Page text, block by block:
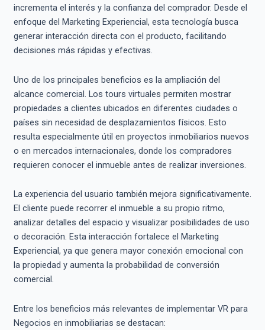
incrementa el interés y la confianza del comprador. Desde el
enfoque del Marketing Experiencial, esta tecnología busca
generar interacción directa con el producto, facilitando
decisiones más rápidas y efectivas.
Uno de los principales beneficios es la ampliación del
alcance comercial. Los tours virtuales permiten mostrar
propiedades a clientes ubicados en diferentes ciudades o
países sin necesidad de desplazamientos físicos. Esto
resulta especialmente útil en proyectos inmobiliarios nuevos
o en mercados internacionales, donde los compradores
requieren conocer el inmueble antes de realizar inversiones.
La experiencia del usuario también mejora significativamente.
El cliente puede recorrer el inmueble a su propio ritmo,
analizar detalles del espacio y visualizar posibilidades de uso
o decoración. Esta interacción fortalece el Marketing
Experiencial, ya que genera mayor conexión emocional con
la propiedad y aumenta la probabilidad de conversión
comercial.
Entre los beneficios más relevantes de implementar VR para
Negocios en inmobiliarias se destacan: